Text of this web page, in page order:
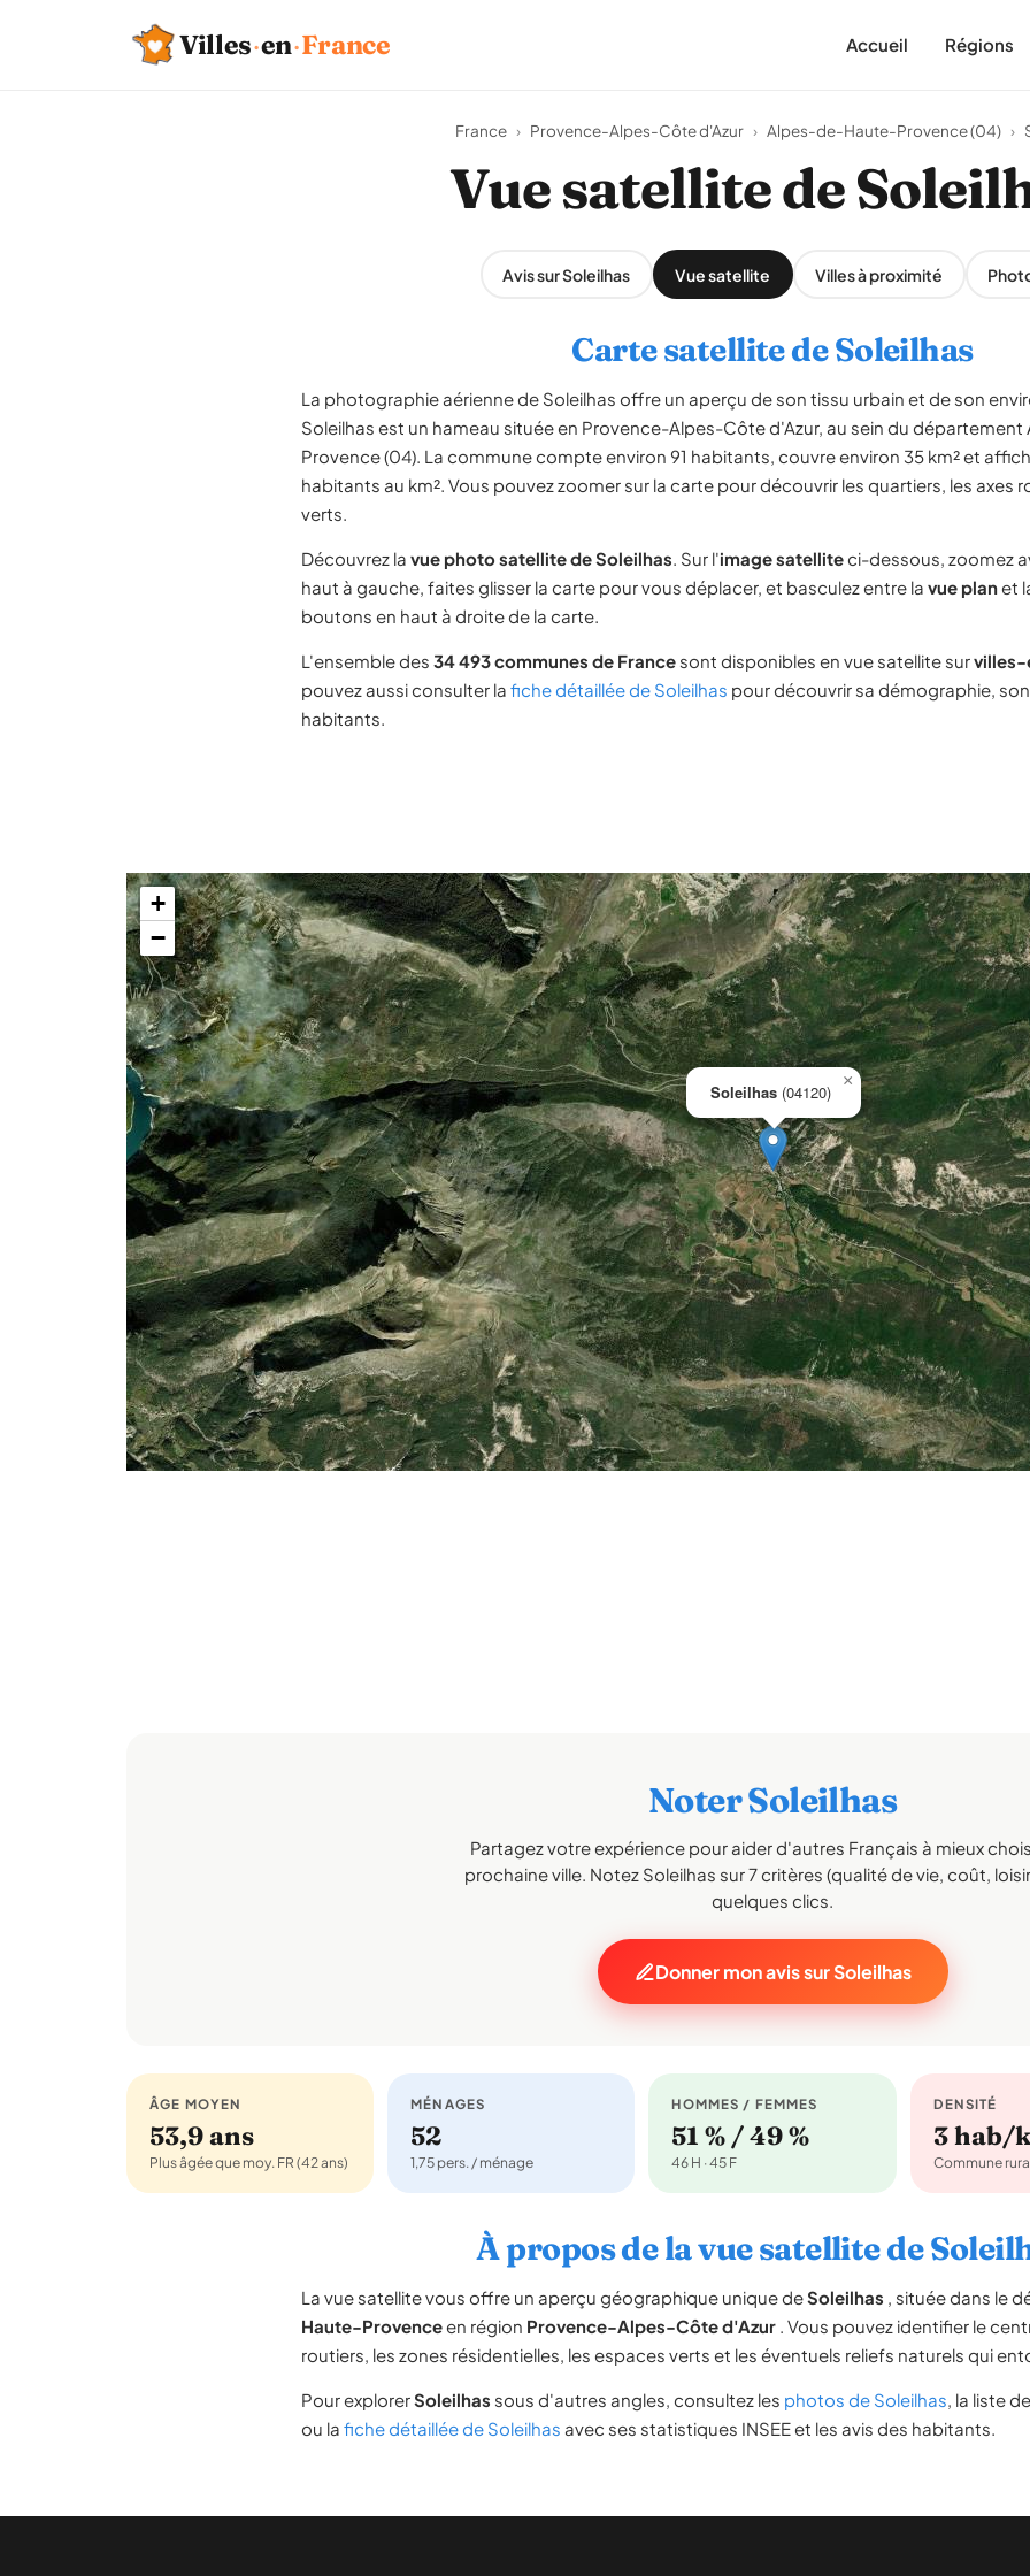
Villes·en·France Accueil Régions
France › Provence-Alpes-Côte d'Azur › Alpes-de-Haute-Provence (04) ›
Vue satellite de
Avis sur Soleilhas Vue satellite Villes à proximité
Carte satellite de Soleilhas
La photographie aérienne de Soleilhas offre un aperçu de son tissu urbain et de son
Soleilhas est un hameau située en Provence-Alpes-Côte d'Azur, au sein du
Provence (04). La commune compte environ 91 habitants, couvre environ 35 km² et
habitants au km². Vous pouvez zoomer sur la carte pour découvrir les quartiers, les axes
verts.
Découvrez la vue photo satellite de Soleilhas. Sur l'image satelliteci-dessous, zoomez
haut à gauche, faites glisser la carte pour vous déplacer, et basculez entre la vue planet
boutons en haut à droite de la carte.
L'ensemble des 34 493 communes de France sont disponibles en vue satellite sur
pouvez aussi consulter la fiche détaillée de Soleilhas pour découvrir sa démographie,
habitants.
Soleilhas (04120)
×
+
−
Noter Soleilhas
Partagez votre expérience pour aider d'autres Français à mieux
prochaine ville. Notez Soleilhas sur 7 critères (qualité de vie, coût,
quelques clics.
Donner mon avis sur Soleilhas
ÂGE MOYEN
53,9 ans
Plus âgée que moy. FR (42 ans)
MÉNAGES
52
1,75 pers. / ménage
HOMMES / FEMMES
51 % / 49 %
46 H · 45 F
DENSITÉ
3 hab/
Commune
À propos de la vue satellite de
La vue satellite vous offre un aperçu géographique unique deSoleilhas , située dans le
Haute-Provenceen région Provence-Alpes-Côte d'Azur . Vous pouvez identifier le
routiers, les zones résidentielles, les espaces verts et les éventuels reliefs naturels qui
Pour explorerSoleilhas sous d'autres angles, consultez les photos de Soleilhas, la liste
ou la fiche détaillée de Soleilhas avec ses statistiques INSEE et les avis des habitants.